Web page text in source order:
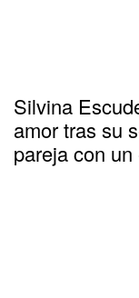
Silvina
amor tras su
pareja con